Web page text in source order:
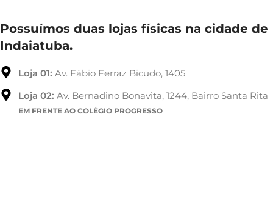
Possuímos duas lojas físicas na cidade de
Indaiatuba.
Loja 01: Av. Fábio Ferraz Bicudo, 1405
Loja 02: Av. Bernadino Bonavita, 1244, Bairro Santa Rita
EM FRENTE AO COLÉGIO PROGRESSO